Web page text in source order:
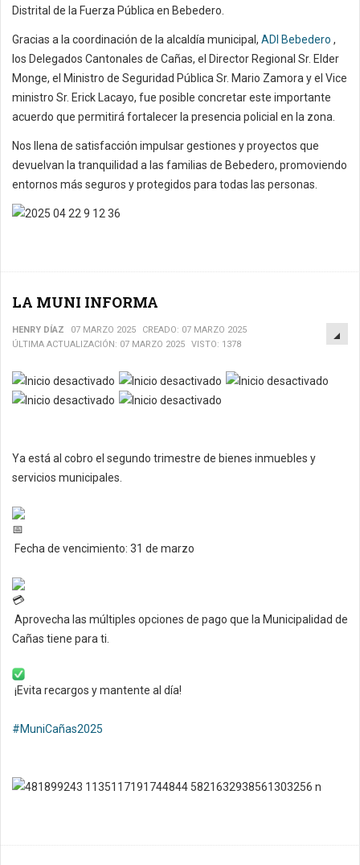
Distrital de la Fuerza Pública en Bebedero.
Gracias a la coordinación de la alcaldía municipal, ADI Bebedero ,
los Delegados Cantonales de Cañas, el Director Regional Sr. Elder
Monge, el Ministro de Seguridad Pública Sr. Mario Zamora y el Vice
ministro Sr. Erick Lacayo, fue posible concretar este importante
acuerdo que permitirá fortalecer la presencia policial en la zona.
Nos llena de satisfacción impulsar gestiones y proyectos que
devuelvan la tranquilidad a las familias de Bebedero, promoviendo
entornos más seguros y protegidos para todas las personas.
LA MUNI INFORMA
HENRY DÍAZ 07 MARZO 2025
CREADO: 07 MARZO 2025
ÚLTIMA ACTUALIZACIÓN: 07 MARZO 2025
VISTO: 1378
Ya está al cobro el segundo trimestre de bienes inmuebles y
servicios municipales.
Fecha de vencimiento: 31 de marzo
Aprovecha las múltiples opciones de pago que la Municipalidad de
Cañas tiene para ti.
¡Evita recargos y mantente al día!
#MuniCañas2025